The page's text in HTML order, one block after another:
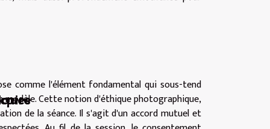
comme l'élément fondamental qui sous-tend
Cette notion d'éthique photographique,
de la séance. Il s'agit d'un accord mutuel et